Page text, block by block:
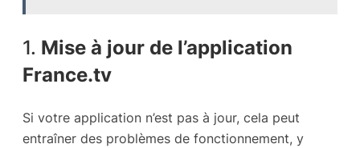
1. Mise à jour de l’application
France.tv
Si votre application n’est pas à jour, cela peut
entraîner des problèmes de fonctionnement, y